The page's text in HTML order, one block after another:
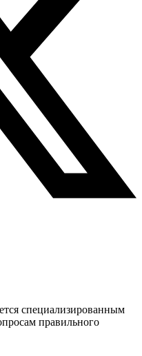
специализированным
правильного